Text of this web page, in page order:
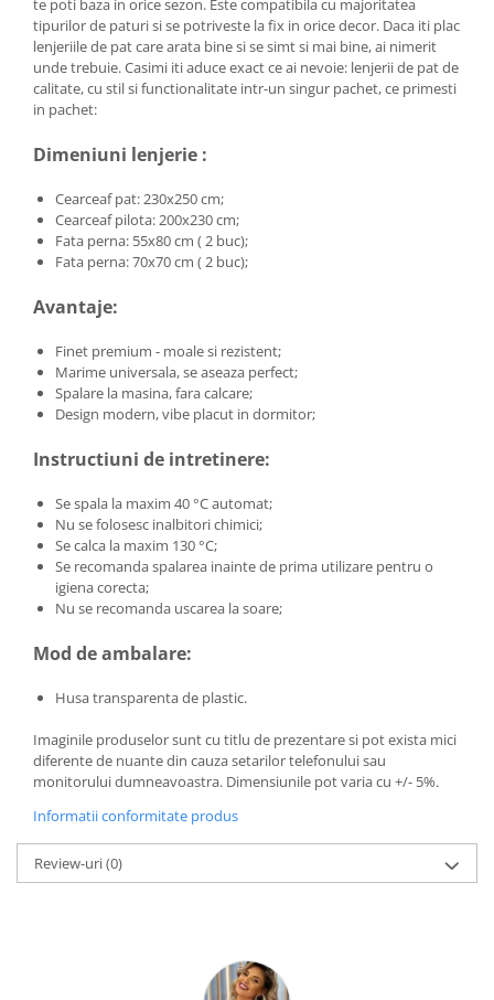
te poti baza in orice sezon. Este compatibila cu majoritatea
tipurilor de paturi si se potriveste la fix in orice decor. Daca iti plac
lenjeriile de pat care arata bine si se simt si mai bine, ai nimerit
unde trebuie. Casimi iti aduce exact ce ai nevoie: lenjerii de pat de
calitate, cu stil si functionalitate intr-un singur pachet, ce primesti
in pachet:
Dimeniuni lenjerie :
Cearceaf pat: 230x250 cm;
Cearceaf pilota: 200x230 cm;
Fata perna: 55x80 cm ( 2 buc);
Fata perna: 70x70 cm ( 2 buc);
Avantaje:
Finet premium - moale si rezistent;
Marime universala, se aseaza perfect;
Spalare la masina, fara calcare;
Design modern, vibe placut in dormitor;
Instructiuni de intretinere:
Se spala la maxim 40 °C automat;
Nu se folosesc inalbitori chimici;
Se calca la maxim 130 °C;
Se recomanda spalarea inainte de prima utilizare pentru o
igiena corecta;
Nu se recomanda uscarea la soare;
Mod de ambalare:
Husa transparenta de plastic.
Imaginile produselor sunt cu titlu de prezentare si pot exista mici
diferente de nuante din cauza setarilor telefonului sau
monitorului dumneavoastra. Dimensiunile pot varia cu +/- 5%.
Informatii conformitate produs
Review-uri(0)